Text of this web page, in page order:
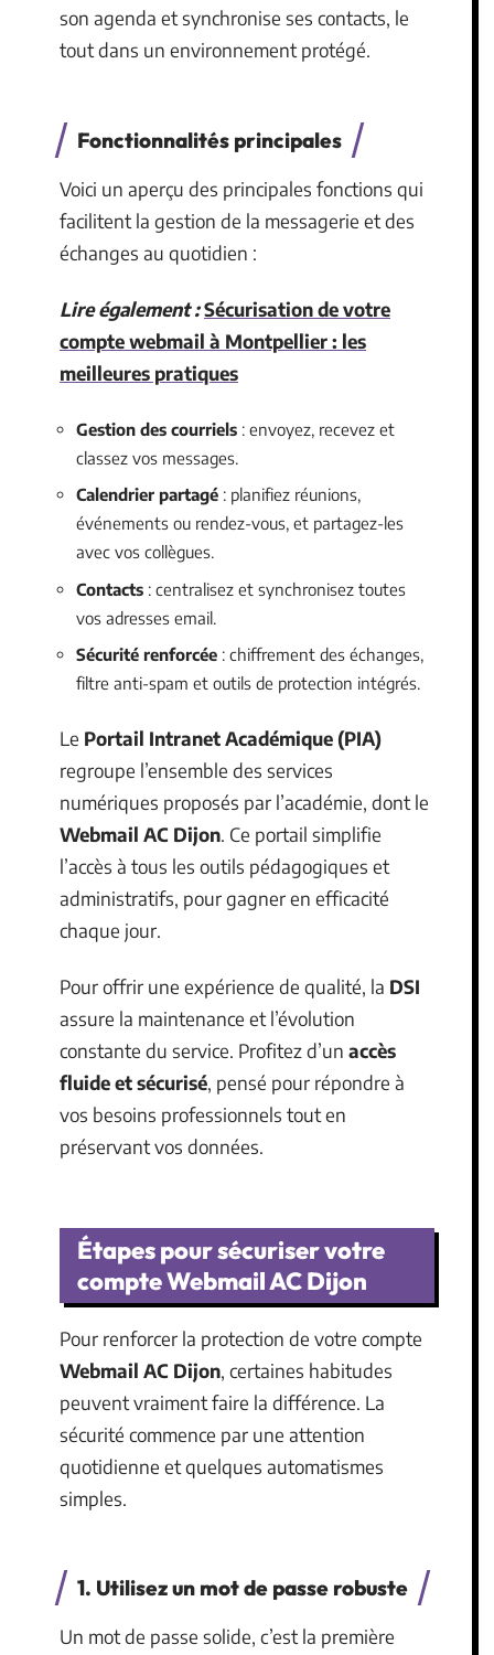
son agenda et synchronise ses contacts, le
tout dans un environnement protégé.
Fonctionnalités principales
Voici un aperçu des principales fonctions qui
facilitent la gestion de la messagerie et des
échanges au quotidien :
Lire également :Sécurisation de votre
compte webmail à Montpellier : les
meilleures pratiques
Gestion des courriels : envoyez, recevez et
classez vos messages.
Calendrier partagé : planifiez réunions,
événements ou rendez-vous, et partagez-les
avec vos collègues.
Contacts : centralisez et synchronisez toutes
vos adresses email.
Sécurité renforcée : chiffrement des échanges,
filtre anti-spam et outils de protection intégrés.
Le Portail Intranet Académique (PIA)
regroupe l’ensemble des services
numériques proposés par l’académie, dont le
Webmail AC Dijon. Ce portail simplifie
l’accès à tous les outils pédagogiques et
administratifs, pour gagner en efficacité
chaque jour.
Pour offrir une expérience de qualité, la DSI
assure la maintenance et l’évolution
constante du service. Profitez d’un accès
fluide et sécurisé, pensé pour répondre à
vos besoins professionnels tout en
préservant vos données.
Étapes pour sécuriser votre
compte Webmail AC Dijon
Pour renforcer la protection de votre compte
Webmail AC Dijon, certaines habitudes
peuvent vraiment faire la différence. La
sécurité commence par une attention
quotidienne et quelques automatismes
simples.
1. Utilisez un mot de passe robuste
Un mot de passe solide, c’est la première